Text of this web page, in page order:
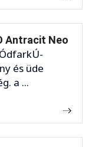
Antracit Neo
és üde
a ...